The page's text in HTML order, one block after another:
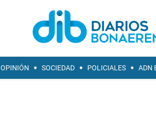
OPINIÓN SOCIEDAD POLICIALES ADN